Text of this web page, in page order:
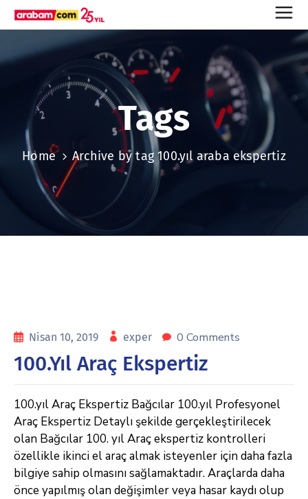
Tags
Home Archive by tag 100.yıl araba ekspertiz
Nisan 10, 2019 exper 0 Comments
100.Yıl Araç Ekspertiz
100.yıl Araç Ekspertiz Bağcılar 100.yıl Profesyonel
Araç Ekspertiz Detaylı şekilde gerçekleştirilecek
olan Bağcılar 100. yıl Araç ekspertiz kontrolleri
özellikle ikinci el araç almak isteyenler için daha fazla
bilgiye sahip olmasını sağlamaktadır. Araçlarda daha
önce yapılmış olan değişimler veya hasar kaydı olup